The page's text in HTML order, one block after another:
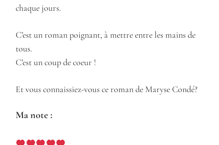
chaque jours.
C’est un roman poignant, à mettre entre les mains de
tous.
C’est un coup de coeur !
Et vous connaissiez-vous ce roman de Maryse Condé?
Ma note :